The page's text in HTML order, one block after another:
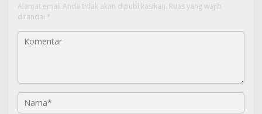
Alamat email Anda tidak akan dipublikasikan. Ruas yang wajib
ditandai *